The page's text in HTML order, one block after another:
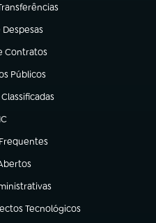
aba)
Despesas
aba)
Contratos
aba)
Públicos
aba)
aba)
em nova aba)
aba)
nova aba)
aba)
Tecnológicos